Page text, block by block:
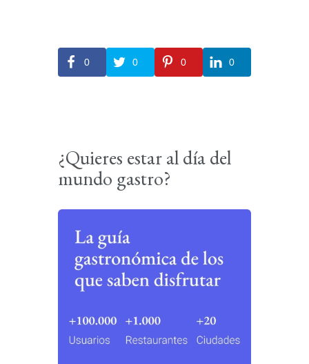
0 0 0 0
¿Quieres estar al día del
mundo gastro?